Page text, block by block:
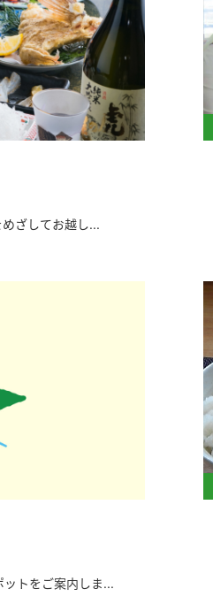
めざしてお越し...
ットをご案内しま...